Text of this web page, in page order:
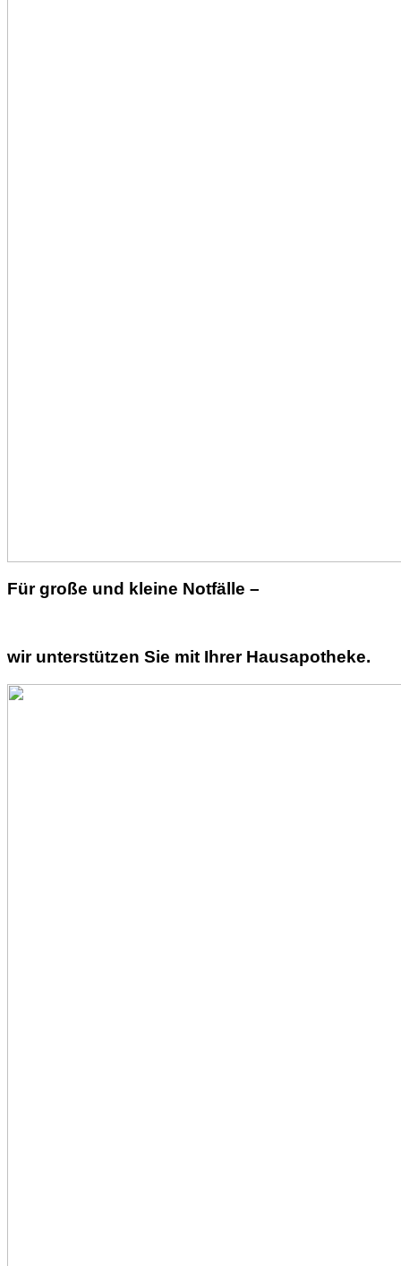
Für große und kleine Notfälle –
wir unterstützen Sie mit Ihrer Hausapotheke.